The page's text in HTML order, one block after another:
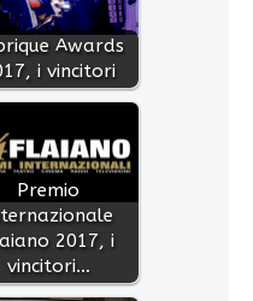
Awards
i vincitori
Premio
2017, i
vincitori…